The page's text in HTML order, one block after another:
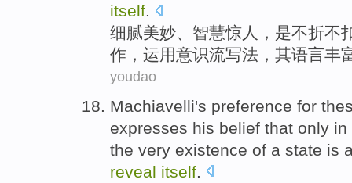
itself.
细腻美妙、 智慧惊人 ， 是不折不
作，运用意识流写法， 其语言丰
youdao
Machiavelli's preference for
expresses his belief that only in
the very existence of a state is
reveal itself